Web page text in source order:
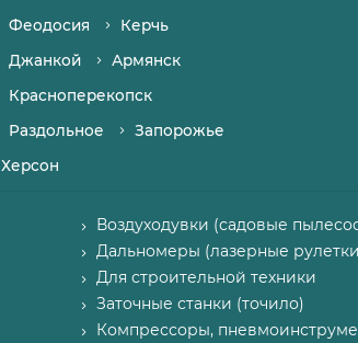
Феодосия
Керчь
Джанкой
Армянск
Красноперекопск
Раздольное
Запорожье
Херсон
Воздуходувки (садовые
Дальномеры (лазерные
Для строительной техники
Заточные станки (точило)
Компрессоры,